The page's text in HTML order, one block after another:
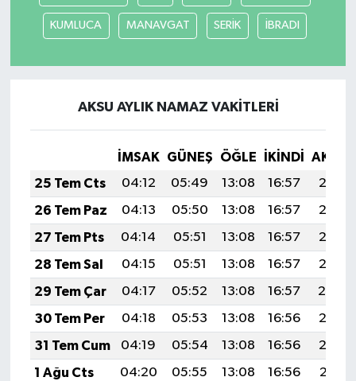
KUMLUCA MANAVGAT SERİK İBRADI
AKSU AYLIK NAMAZ VAKITLERI
İMSAK GÜNEŞ ÖĞLE İKINDI
25 Tem Cts
04:12 05:49 13:08 16:57
20:17
26 Tem Paz
04:13 05:50 13:08 16:57
20:17
27 Tem Pts
04:14 05:51 13:08 16:57
20:16
28 Tem Sal
04:15 05:51 13:08 16:57
20:15
29 Tem Çar
04:17 05:52 13:08 16:57
20:14
30 Tem Per
04:18 05:53 13:08 16:56
20:13
31 Tem Cum
04:19 05:54 13:08 16:56
20:12
1 Ağu Cts
04:20 05:55 13:08 16:56
20:11